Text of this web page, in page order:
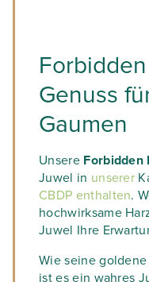
Genuss
Gaumen
Unsere Forbidden
Juwel in unserer
CBDP enthalten.
hochwirksame
Juwel Ihre
Wie seine
ist es ein wahres